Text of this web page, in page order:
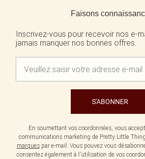
Faisons
Inscrivez-vous pour recevoir nos e-
jamais manquer nos bonnes offres.
S'ABONNER
En soumettant vos coordonnées, vous
communications marketing de Pretty Little
marquespar e-mail. Vous pouvez vous
consentez également à l'utilisation de vos